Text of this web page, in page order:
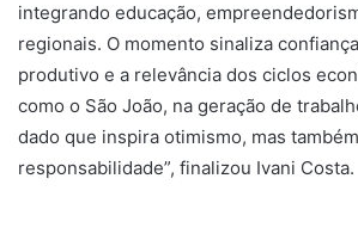
integrando educação,
regionais. O momento sinaliza
produtivo e a relevância dos ciclos
como o São João, na geração de
dado que inspira otimismo, mas também
responsabilidade”, finalizou Ivani Costa.